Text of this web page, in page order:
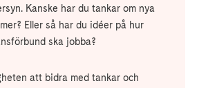
Kanske har du tankar om nya
Eller så har du idéer på hur
ska jobba?
att bidra med tankar och